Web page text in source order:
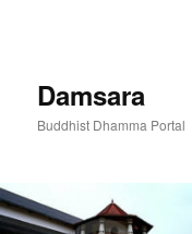
Damsara
Buddhist Dhamma Portal